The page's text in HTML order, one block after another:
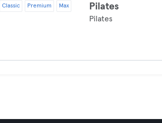
Classic Premium Max Pilates
Pilates